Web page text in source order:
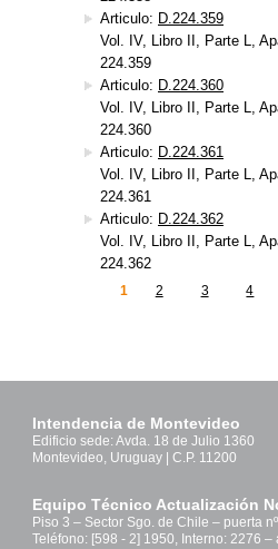
Articulo: D.224.359
Vol. IV, Libro II, Parte L,
224.359
Articulo: D.224.360
Vol. IV, Libro II, Parte L,
224.360
Articulo: D.224.361
Vol. IV, Libro II, Parte L,
224.361
Articulo: D.224.362
Vol. IV, Libro II, Parte L,
224.362
1 2 3 4
Intendencia de Montevideo
Edificio sede: Avda. 18 de Julio 1360
Montevideo, Uruguay | C.P. 11200
Equipo Técnico Actualización
Piso 3 – Sector Sgo. de Chile – puerta
Teléfono: [598 - 2] 1950, Interno: 2276 –